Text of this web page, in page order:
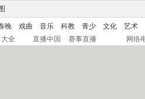
晚 戏曲 音乐 科教 青少 文化
艺术
全 直播中国 赛事直播 网络